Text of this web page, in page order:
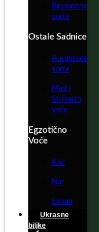
Besemene
sorte
Ostale Sadnice
Autohtone
sorte
Mini i
Stubasto
voće
Egzotično
Voće
Kivi
Nar
Limun
Ukrasne
biljke